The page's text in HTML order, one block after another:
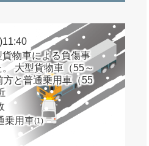
物車による負傷事
大型貨物車（55～
方と普通乗用車（55
乗用車(1)